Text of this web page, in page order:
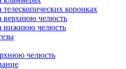
коронках
верхнюю челюсть
нижнюю челюсть
челюсть